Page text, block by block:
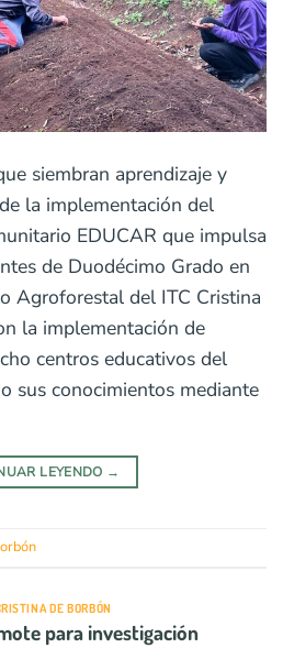
siembran aprendizaje y
la implementación del
EDUCAR que impulsa
de Duodécimo Grado en
Agroforestal del ITC Cristina
la implementación de
centros educativos del
sus conocimientos mediante
LEYENDO →
DE BORBÓN
para investigación